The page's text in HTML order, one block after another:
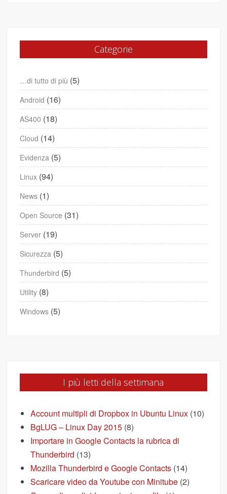
Categorie
…di tutto di più (5)
Android (16)
AS400 (18)
Cloud (14)
Evidenza (5)
Linux (94)
News (1)
Open Source (31)
Server (19)
Sicurezza (5)
Thunderbird (5)
Utility (8)
Windows (5)
I più letti della settimana
Account multipli di Dropbox in Ubuntu Linux (10)
BgLUG – Linux Day 2015 (8)
Importare in Google Contacts la rubrica di
Thunderbird (13)
Mozilla Thunderbird e Google Contacts (14)
Scaricare video da Youtube con Minitube (2)